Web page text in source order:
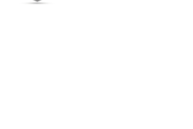
del GDPR (artt. 1 e 4 del